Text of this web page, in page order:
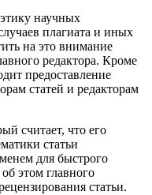
научных
плагиата и иных
на это внимание
редактора. Кроме
предоставление
статей и редакторам
считает, что его
статьи
для быстрого
этом главного
статьи.